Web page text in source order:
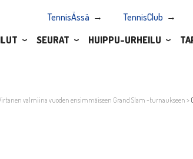
TennisÄssä TennisClub
SEURAT HUIPPU-URHEILU
valmiina vuoden ensimmäiseen Grand Slam -turnaukseen >